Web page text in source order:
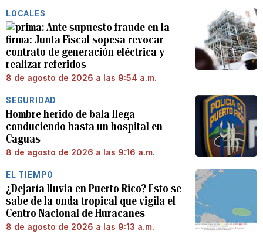
LOCALES
Ante supuesto fraude en la
firma: Junta Fiscal sopesa revocar
contrato de generación eléctrica y
realizar referidos
8 de agosto de 2026 a las 9:54 a.m.
SEGURIDAD
Hombre herido de bala llega
conduciendo hasta un hospital en
Caguas
8 de agosto de 2026 a las 9:16 a.m.
EL TIEMPO
¿Dejaría lluvia en Puerto Rico? Esto se
sabe de la onda tropical que vigila el
Centro Nacional de Huracanes
8 de agosto de 2026 a las 9:13 a.m.